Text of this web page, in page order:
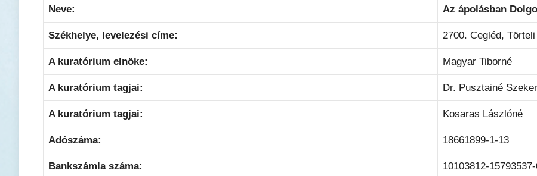
Neve: Az ápolásban
Székhelye, levelezési címe: 2700. Cegléd,
A kuratórium elnöke: Magyar Tiborné
A kuratórium tagjai: Dr. Pusztainé
A kuratórium tagjai: Kosaras Lászlóné
Adószáma: 18661899-1-13
Bankszámla száma: 10103812-